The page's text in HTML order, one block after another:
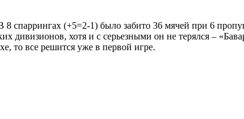
8 спаррингах (+5=2-1) было забито 36 мячей при 6
дивизионов, хотя и с серьезными он не терялся –
то все решится уже в первой игре.